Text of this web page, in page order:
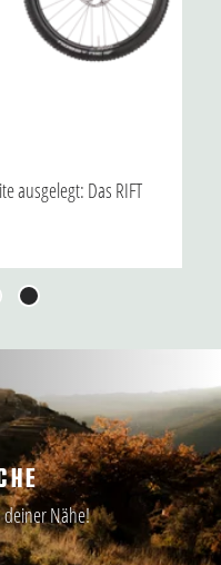
ausgelegt: Das RIFT
4
deiner Nähe!